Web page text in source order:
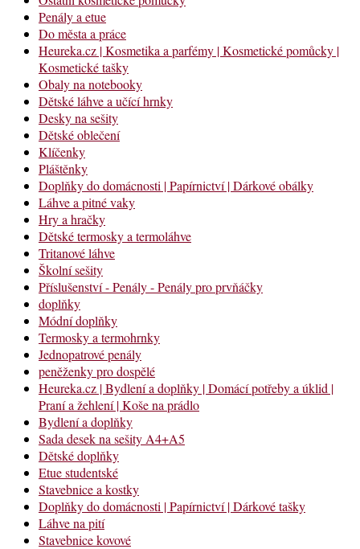
Penály a etue
Do města a práce
Heureka.cz | Kosmetika a parfémy | Kosmetické pomůcky |
Kosmetické tašky
Obaly na notebooky
Dětské láhve a učící hrnky
Desky na sešity
Dětské oblečení
Klíčenky
Pláštěnky
Doplňky do domácnosti | Papírnictví | Dárkové obálky
Láhve a pitné vaky
Hry a hračky
Dětské termosky a termoláhve
Tritanové láhve
Školní sešity
Příslušenství - Penály - Penály pro prvňáčky
doplňky
Módní doplňky
Termosky a termohrnky
Jednopatrové penály
peněženky pro dospělé
Heureka.cz | Bydlení a doplňky | Domácí potřeby a úklid |
Praní a žehlení | Koše na prádlo
Bydlení a doplňky
Sada desek na sešity A4+A5
Dětské doplňky
Etue studentské
Stavebnice a kostky
Doplňky do domácnosti | Papírnictví | Dárkové tašky
Láhve na pití
Stavebnice kovové